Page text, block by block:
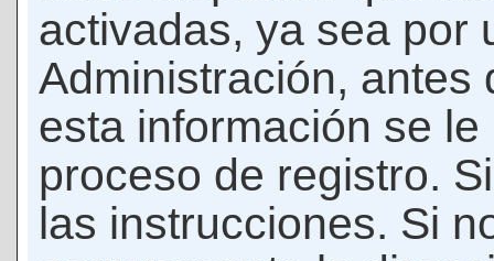
activadas, ya sea por
Administración, antes
esta información se
proceso de registro.
las instrucciones. Si